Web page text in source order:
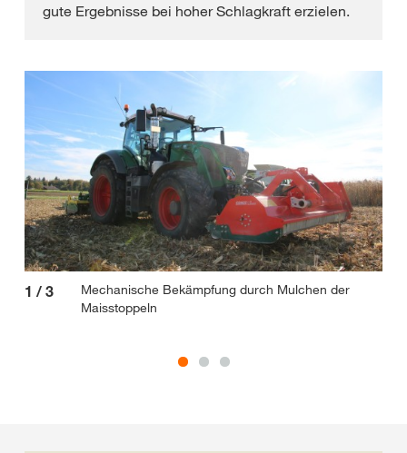
gute Ergebnisse bei hoher Schlagkraft erzielen.
1 / 3
Mechanische Bekämpfung durch Mulchen der
Maisstoppeln